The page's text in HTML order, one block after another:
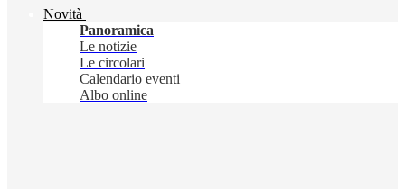
Novità
Panoramica
Le notizie
Le circolari
Calendario eventi
Albo online